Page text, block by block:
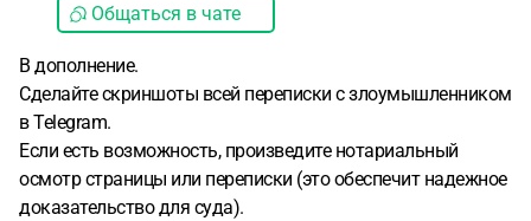
Общаться в чате
В дополнение.
Сделайте скриншоты всей переписки с злоумышленником
в Telegram.
Если есть возможность, произведите нотариальный
осмотр страницы или переписки (это обеспечит надежное
доказательство для суда).